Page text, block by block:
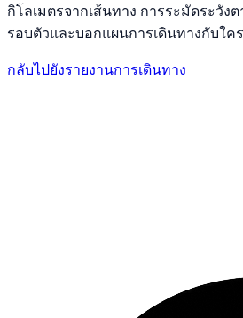
กิโลเมตรจากเส้นทาง การระมัดระวัง
รอบตัวและบอกแผนการเดินทางกับใค
กลับไปยังรายงานการเดินทาง